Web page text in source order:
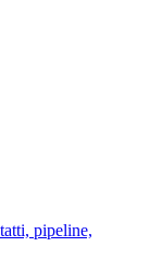
pipeline,